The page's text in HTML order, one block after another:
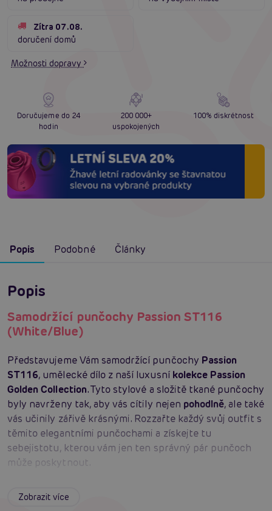
Zítra 07.08.
doručení domů
Možnosti dopravy
Doručujeme do 24
hodin
200 000+
uspokojených
100% diskrétnost
Popis Podobné Články
Popis
Samodržící punčochy Passion ST116
(White/Blue)
Představujeme Vám samodržící punčochy Passion
ST116, umělecké dílo z naší luxusní kolekce Passion
Golden Collection. Tyto stylové a složitě tkané punčochy
byly navrženy tak, aby vás cítily nejen pohodlně, ale také
vás učinily zářivě krásnými. Rozzařte každý svůj outfit s
těmito elegantními punčochami a získejte tu
sebejistotu, kterou vám jen ten správný pár punčoch
může poskytnout.
Passion ST116
Zobrazit více